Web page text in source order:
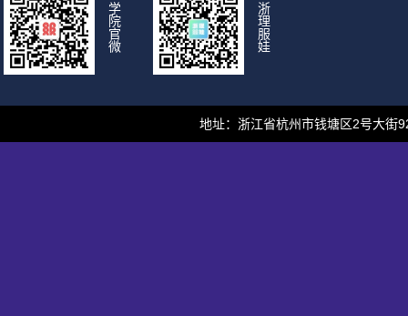
学
院
官
微
浙
理
服
娃
地址：浙江省杭州市钱塘区2号大